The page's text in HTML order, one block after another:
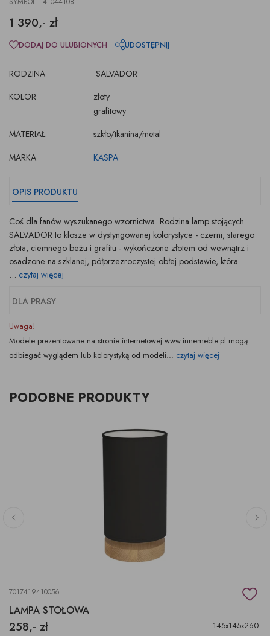
1 390,- zł
RODZINA
SALVADOR
KOLOR
złoty
grafitowy
MATERIAŁ
szkło/tkanina/metal
MARKA
KASPA
DODAJ DO ULUBIONYCH UDOSTĘPNIJ
OPIS PRODUKTU
Coś dla fanów wyszukanego wzornictwa. Rodzina lamp stojących
SALVADOR to klosze w dystyngowanej kolorystyce - czerni, starego
złota, ciemnego beżu i grafitu - wykończone złotem od wewnątrz i
osadzone na szklanej, półprzezroczystej obłej podstawie, która
... czytaj więcej
DLA PRASY
Uwaga!
Modele prezentowane na stronie internetowej www.innemeble.pl mogą
odbiegać wyglądem lub kolorystyką od modeli... czytaj więcej
PODOBNE PRODUKTY
7017419410056
LAMPA STOŁOWA
258,- zł 145x145x260